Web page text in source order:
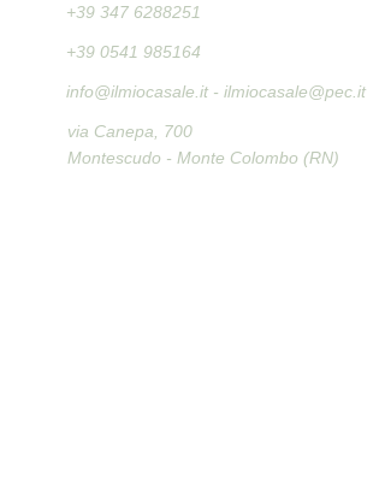
+39 347 6288251
+39 0541 985164
info@ilmiocasale.it - ilmiocasale@pec.it
via Canepa, 700
Montescudo - Monte Colombo (RN)